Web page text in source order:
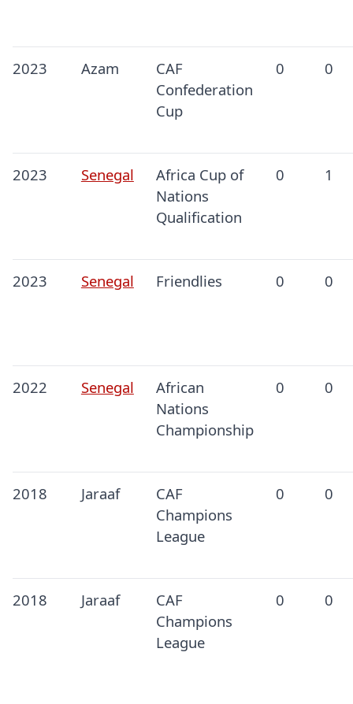
2023 Azam
CAF
Confederation
Cup
0 0
2023 Senegal
Africa Cup of
Nations
Qualification
0 1
2023 Senegal Friendlies 0 0
2022 Senegal
African
Nations
Championship
0 0
2018 Jaraaf
CAF
Champions
League
0 0
2018 Jaraaf
CAF
Champions
League
0 0